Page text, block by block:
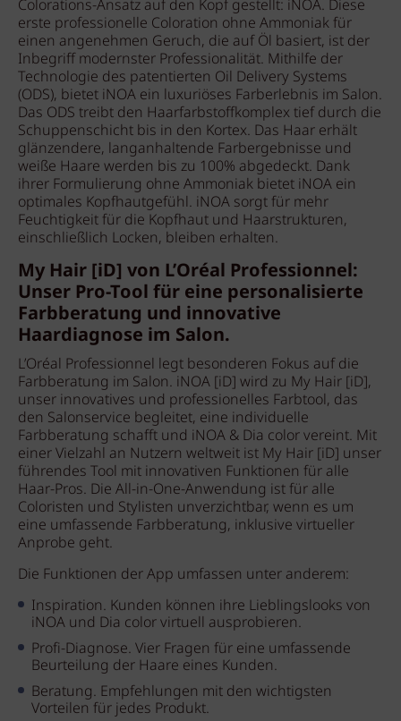
Colorations-Ansatz auf den Kopf gestellt: iNOA. Diese
erste professionelle Coloration ohne Ammoniak für
einen angenehmen Geruch, die auf Öl basiert, ist der
Inbegriff modernster Professionalität. Mithilfe der
Technologie des patentierten Oil Delivery Systems
(ODS), bietet iNOA ein luxuriöses Farberlebnis im Salon.
Das ODS treibt den Haarfarbstoffkomplex tief durch die
Schuppenschicht bis in den Kortex. Das Haar erhält
glänzendere, langanhaltende Farbergebnisse und
weiße Haare werden bis zu 100% abgedeckt. Dank
ihrer Formulierung ohne Ammoniak bietet iNOA ein
optimales Kopfhautgefühl. iNOA sorgt für mehr
Feuchtigkeit für die Kopfhaut und Haarstrukturen,
einschließlich Locken, bleiben erhalten.
My Hair [iD] von L’Oréal Professionnel:
Unser Pro-Tool für eine personalisierte
Farbberatung und innovative
Haardiagnose im Salon.
L’Oréal Professionnel legt besonderen Fokus auf die
Farbberatung im Salon. iNOA [iD] wird zu My Hair [iD],
unser innovatives und professionelles Farbtool, das
den Salonservice begleitet, eine individuelle
Farbberatung schafft und iNOA & Dia color vereint. Mit
einer Vielzahl an Nutzern weltweit ist My Hair [iD] unser
führendes Tool mit innovativen Funktionen für alle
Haar-Pros. Die All-in-One-Anwendung ist für alle
Coloristen und Stylisten unverzichtbar, wenn es um
eine umfassende Farbberatung, inklusive virtueller
Anprobe geht.
Die Funktionen der App umfassen unter anderem:
Inspiration. Kunden können ihre Lieblingslooks von
iNOA und Dia color virtuell ausprobieren.
Profi-Diagnose. Vier Fragen für eine umfassende
Beurteilung der Haare eines Kunden.
Beratung. Empfehlungen mit den wichtigsten
Vorteilen für jedes Produkt.